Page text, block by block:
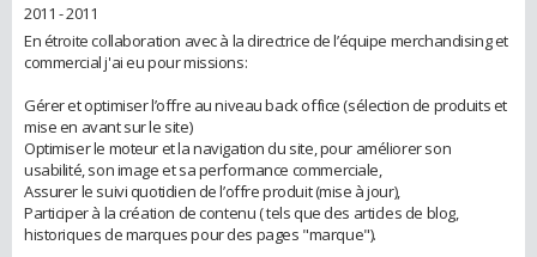
2011 - 2011
En étroite collaboration avec à la directrice de l’équipe merchandising et
commercial j'ai eu pour missions:
Gérer et optimiser l’offre au niveau back office (sélection de produits et
mise en avant sur le site)
Optimiser le moteur et la navigation du site, pour améliorer son
usabilité, son image et sa performance commerciale,
Assurer le suivi quotidien de l’offre produit (mise à jour),
Participer à la création de contenu ( tels que des articles de blog,
historiques de marques pour des pages "marque").